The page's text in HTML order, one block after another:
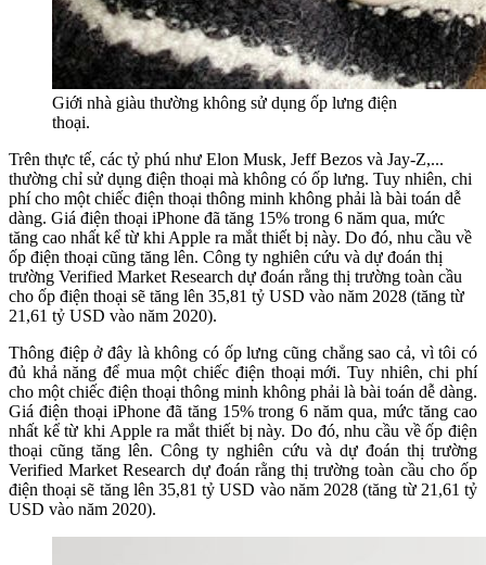
Giới nhà giàu thường không sử dụng ốp lưng điện
thoại.
Trên thực tế, các tỷ phú như Elon Musk, Jeff Bezos và Jay-Z,...
thường chỉ sử dụng điện thoại mà không có ốp lưng. Tuy nhiên, chi
phí cho một chiếc điện thoại thông minh không phải là bài toán dễ
dàng. Giá điện thoại iPhone đã tăng 15% trong 6 năm qua, mức
tăng cao nhất kể từ khi Apple ra mắt thiết bị này. Do đó, nhu cầu về
ốp điện thoại cũng tăng lên. Công ty nghiên cứu và dự đoán thị
trường Verified Market Research dự đoán rằng thị trường toàn cầu
cho ốp điện thoại sẽ tăng lên 35,81 tỷ USD vào năm 2028 (tăng từ
21,61 tỷ USD vào năm 2020).
Thông điệp ở đây là không có ốp lưng cũng chẳng sao cả, vì tôi có
đủ khả năng để mua một chiếc điện thoại mới. Tuy nhiên, chi phí
cho một chiếc điện thoại thông minh không phải là bài toán dễ dàng.
Giá điện thoại iPhone đã tăng 15% trong 6 năm qua, mức tăng cao
nhất kể từ khi Apple ra mắt thiết bị này. Do đó, nhu cầu về ốp điện
thoại cũng tăng lên. Công ty nghiên cứu và dự đoán thị trường
Verified Market Research dự đoán rằng thị trường toàn cầu cho ốp
điện thoại sẽ tăng lên 35,81 tỷ USD vào năm 2028 (tăng từ 21,61 tỷ
USD vào năm 2020).